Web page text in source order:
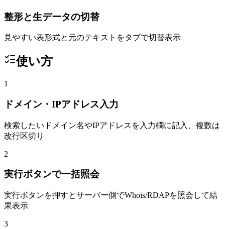
整形と生データの切替
見やすい表形式と元のテキストをタブで切替表示
使い方
1
ドメイン・IPアドレス入力
検索したいドメイン名やIPアドレスを入力欄に記入、複数は
改行区切り
2
実行ボタンで一括照会
実行ボタンを押すとサーバー側でWhois/RDAPを照会して結
果表示
3